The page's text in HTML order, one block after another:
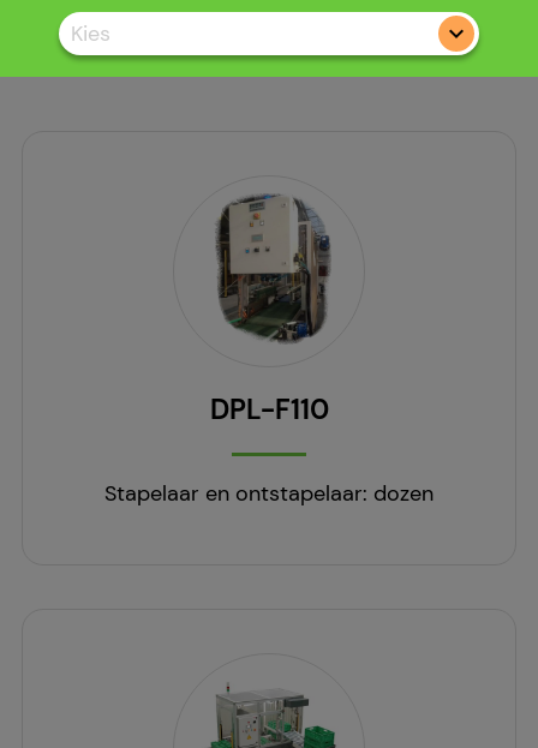
Kies
DPL-F110
Stapelaar en ontstapelaar: dozen